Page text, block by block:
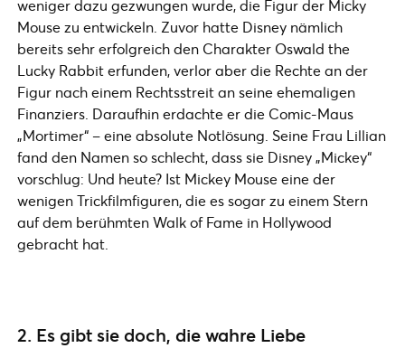
weniger dazu gezwungen wurde, die Figur der Micky
Mouse zu entwickeln. Zuvor hatte Disney nämlich
bereits sehr erfolgreich den Charakter Oswald the
Lucky Rabbit erfunden, verlor aber die Rechte an der
Figur nach einem Rechtsstreit an seine ehemaligen
Finanziers. Daraufhin erdachte er die Comic-Maus
„Mortimer“ – eine absolute Notlösung. Seine Frau Lillian
fand den Namen so schlecht, dass sie Disney „Mickey“
vorschlug: Und heute? Ist Mickey Mouse eine der
wenigen Trickfilmfiguren, die es sogar zu einem Stern
auf dem berühmten Walk of Fame in Hollywood
gebracht hat.
2. Es gibt sie doch, die wahre Liebe